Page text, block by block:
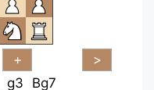
g3
Bg7